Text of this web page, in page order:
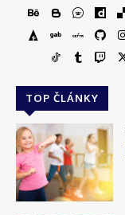
TOP ČLÁNKY